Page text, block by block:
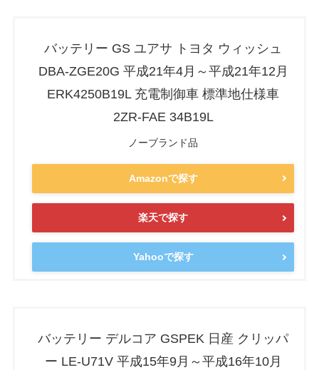
バッテリー GS ユアサ トヨタ ウィッシュ
DBA-ZGE20G 平成21年4月～平成21年12月
ERK4250B19L 充電制御車 標準地仕様車
2ZR-FAE 34B19L
ノーブランド品
Amazonで探す
楽天で探す
Yahooで探す
バッテリー デルコア GSPEK 日産 クリッパ
ー LE-U71V 平成15年9月～平成16年10月